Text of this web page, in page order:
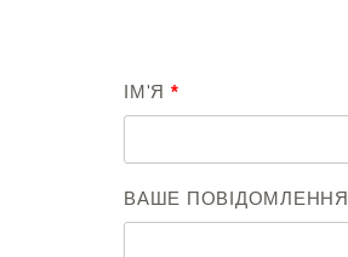
ІМ'Я *
ВАШЕ ПОВІДОМЛЕННЯ